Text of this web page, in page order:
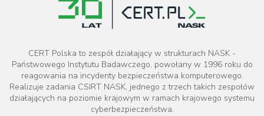
CERT Polska to zespół działający w strukturach NASK -
Państwowego Instytutu Badawczego, powołany w 1996 roku do
reagowania na incydenty bezpieczeństwa komputerowego.
Realizuje zadania CSIRT NASK, jednego z trzech takich zespołów
działających na poziomie krajowym w ramach krajowego systemu
cyberbezpieczeństwa.